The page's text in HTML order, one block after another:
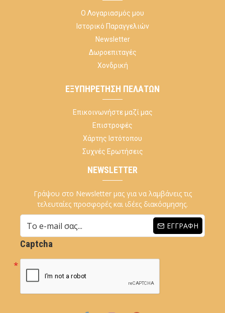
Ο Λογαριασμός μου
Ιστορικό Παραγγελιών
Newsletter
Δωροεπιταγές
Χονδρική
ΕΞΥΠΗΡΈΤΗΣΗ ΠΕΛΑΤΏΝ
Επικοινωνήστε μαζί μας
Επιστροφές
Χάρτης Ιστότοπου
Συχνές Ερωτήσεις
NEWSLETTER
Γράψου στο Newsletter μας για να λαμβάνεις τις
τελευταίες προσφορές και ιδέες διακόσμησης.
ΕΓΓΡΑΦΉ
Captcha